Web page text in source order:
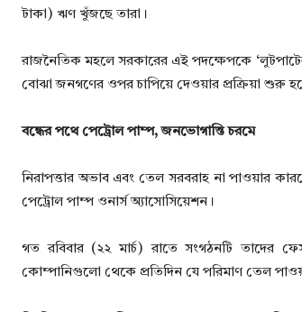
টাকা) ঋণ খুঁজছে তারা।
রাজনৈতিক মহলে সরকারের এই পদক্ষেপকে
বোঝা জনগণের ওপর চাপিয়ে দেওয়ার প্রক্রিয়া শুরু
বন্ধের পথে পেট্রোল পাম্প, জনভোগান্তি চরমে
নিরাপত্তার অভাব এবং তেল সরবরাহ না পাওয়ার
পেট্রোল পাম্প ওনার্স অ্যাসোসিয়েশন।
গত রবিবার (২২ মার্চ) রাতে সংগঠনটি তাদের
কোম্পানিগুলো থেকে প্রতিদিন যে পরিমাণ তেল পাওয়া